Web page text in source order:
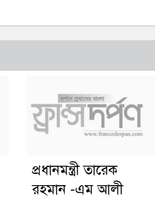
প্রধানমন্ত্রী তারেক
রহমান -এম আলী